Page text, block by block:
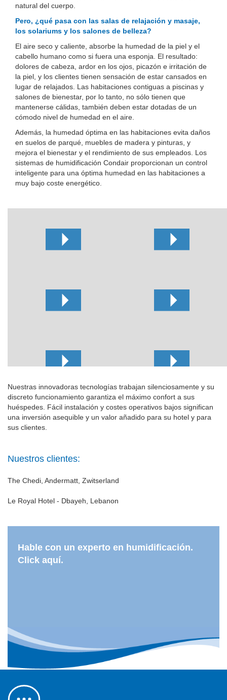
natural del cuerpo.
Pero, ¿qué pasa con las salas de relajación y masaje,
los solariums y los salones de belleza?
El aire seco y caliente, absorbe la humedad de la piel y el
cabello humano como si fuera una esponja. El resultado:
dolores de cabeza, ardor en los ojos, picazón e irritación de
la piel, y los clientes tienen sensación de estar cansados en
lugar de relajados. Las habitaciones contiguas a piscinas y
salones de bienestar, por lo tanto, no sólo tienen que
mantenerse cálidas, también deben estar dotadas de un
cómodo nivel de humedad en el aire.
Además, la humedad óptima en las habitaciones evita daños
en suelos de parqué, muebles de madera y pinturas, y
mejora el bienestar y el rendimiento de sus empleados. Los
sistemas de humidificación Condair proporcionan un control
inteligente para una óptima humedad en las habitaciones a
muy bajo coste energético.
Nuestras innovadoras tecnologías trabajan silenciosamente y su
discreto funcionamiento garantiza el máximo confort a sus
huéspedes. Fácil instalación y costes operativos bajos significan
una inversión asequible y un valor añadido para su hotel y para
sus clientes.
Nuestros clientes:
The Chedi, Andermatt, Zwitserland
Le Royal Hotel - Dbayeh, Lebanon
Hable con un experto en humidificación.
Click aquí.